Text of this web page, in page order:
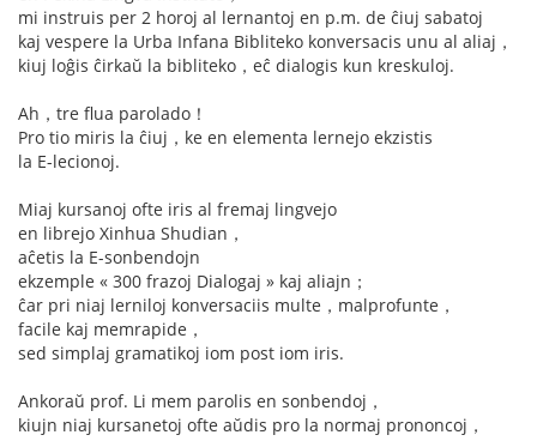
mi instruis per 2 horoj al lernantoj en p.m. de ĉiuj sabatoj
kaj vespere la Urba Infana Bibliteko konversacis unu al aliaj，
kiuj loĝis ĉirkaŭ la bibliteko，eĉ dialogis kun kreskuloj.
Ah，tre flua parolado！
Pro tio miris la ĉiuj，ke en elementa lernejo ekzistis
la E-lecionoj.
Miaj kursanoj ofte iris al fremaj lingvejo
en librejo Xinhua Shudian，
aĉetis la E-sonbendojn
ekzemple « 300 frazoj Dialogaj » kaj aliajn；
ĉar pri niaj lerniloj konversaciis multe，malprofunte，
facile kaj memrapide，
sed simplaj gramatikoj iom post iom iris.
Ankoraŭ prof. Li mem parolis en sonbendoj，
kiujn niaj kursanetoj ofte aŭdis pro la normaj prononcoj，